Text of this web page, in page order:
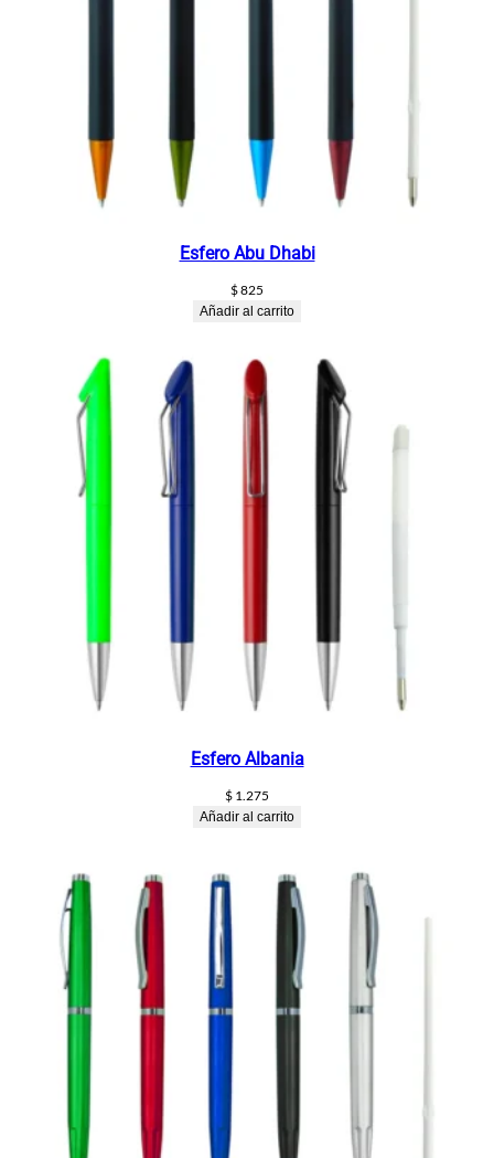
Esfero Abu Dhabi
$825
Añadir al carrito
Esfero Albania
$ 1.275
Añadir al carrito